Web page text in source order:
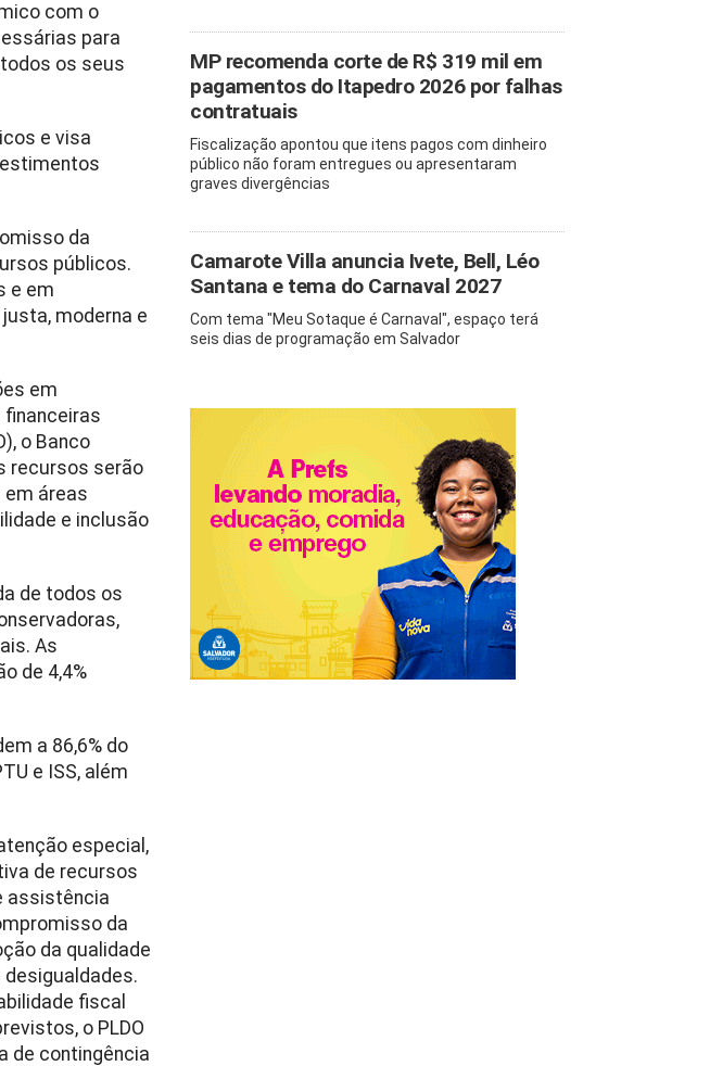
com o
para
os seus
e visa
da
públicos.
e em
moderna e
em
o Banco
recursos serão
áreas
e inclusão
de todos os
As
de 4,4%
a 86,6% do
e ISS, além
especial,
de recursos
assistência
da
da qualidade
desigualdades.
fiscal
o PLDO
de contingência
MP recomenda corte de R$ 319 mil em
pagamentos do Itapedro 2026 por falhas
contratuais
Fiscalização apontou que itens pagos com dinheiro
público não foram entregues ou apresentaram
graves divergências
Camarote Villa anuncia Ivete, Bell, Léo
Santana e tema do Carnaval 2027
Com tema "Meu Sotaque é Carnaval", espaço terá
seis dias de programação em Salvador